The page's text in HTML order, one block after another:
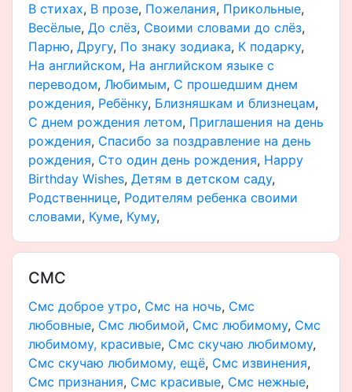
В стихах, В прозе, Пожелания, Прикольные,
Весёлые, До слёз, Своими словами до слёз,
Парню, Другу, По знаку зодиака, К подарку,
На английском, На английском языке с
переводом, Любимым, С прошедшим днем
рождения, Ребёнку, Близняшкам и близнецам,
С днем рождения летом, Приглашения на день
рождения, Спасибо за поздравление на день
рождения, Сто один день рождения, Happy
Birthday Wishes, Детям в детском саду,
Родственнице, Родителям ребенка своими
словами, Куме, Куму,
СМС
Смс доброе утро, Смс на ночь, Смс
любовные, Смс любимой, Смс любимому, Смс
любимому, красивые, Смс скучаю любимому,
Смс скучаю любимому, ещё, Смс извинения,
Смс признания, Смс красивые, Смс нежные,